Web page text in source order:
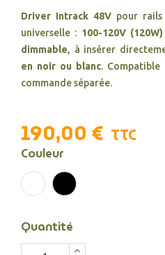
Driver Intrack 48Vpour rails
universelle : 100-120V (120W)
dimmable, à insérer
en noir ou blanc.
commande séparée.
190,00 € TTC
Couleur
Blanc Noir
Quantité